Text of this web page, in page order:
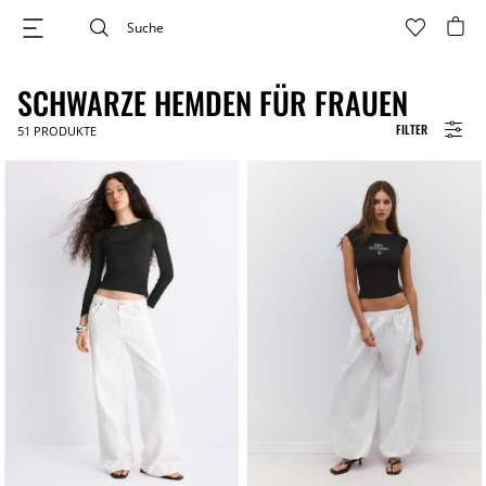
FILTER
SCHWARZE HEMDEN FÜR FRAUEN
51 PRODUKTE